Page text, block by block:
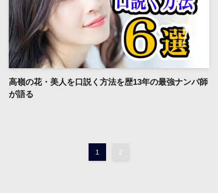
高嶺の花・美人を口説く方法を歴13年の最強ナンパ師
が語る
1 2